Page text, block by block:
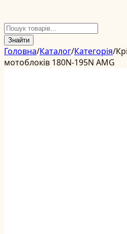
Знайти
Головна/Каталог/Категорія/
мотоблоків 180N-195N AMG